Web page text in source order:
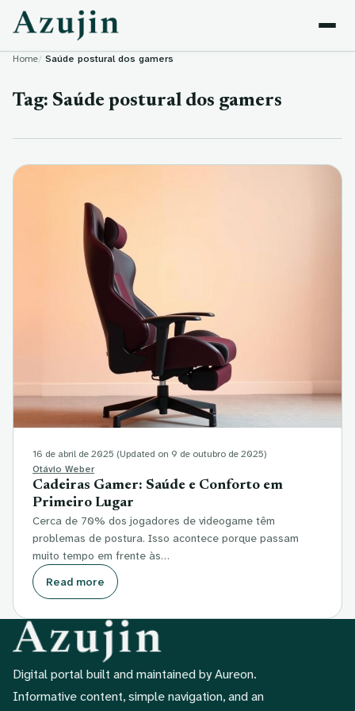
Skip to content
Home Saúde postural dos gamers
Tag: Saúde postural dos gamers
16 de abril de 2025 (Updated on 9 de outubro de 2025)
Otávio Weber
Cadeiras Gamer: Saúde e Conforto em
Primeiro Lugar
Cerca de 70% dos jogadores de videogame têm
problemas de postura. Isso acontece porque passam
muito tempo em frente às…
Read more
Digital portal built and maintained by Aureon.
Informative content, simple navigation, and an